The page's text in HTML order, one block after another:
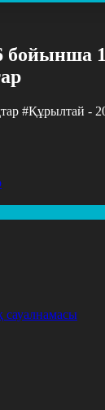
бойынша
#Құрылтай -
сауалнамасы